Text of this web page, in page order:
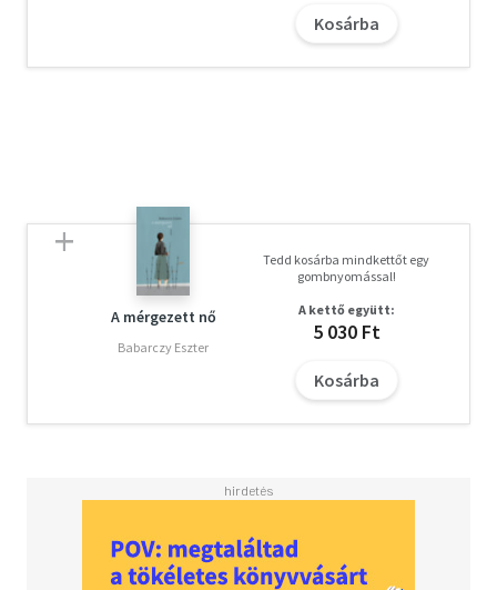
Kosárba
A mérgezett nő
Babarczy Eszter
Tedd kosárba mindkettőt egy
gombnyomással!
A kettő együtt:
5 030 Ft
Kosárba